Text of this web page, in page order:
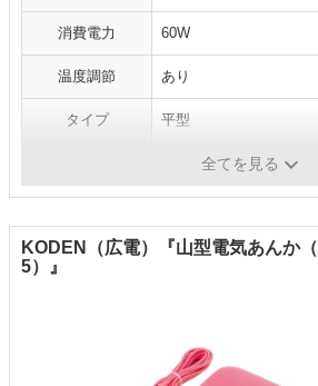
消費電力 60W
温度調節 あり
タイプ 平型
全てを見る
KODEN（広電）『山型電気あんか
5）』